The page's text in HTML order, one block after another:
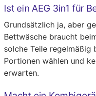
Ist ein AEG 3in1 für
Grundsätzlich ja, aber
Bettwäsche braucht
solche Teile regelmäßig
Portionen wählen und
erwarten.